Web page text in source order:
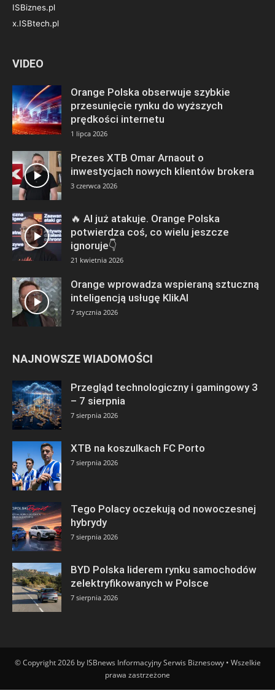
ISBiznes.pl
x.ISBtech.pl
VIDEO
Orange Polska obserwuje szybkie
przesunięcie rynku do wyższych
prędkości internetu
1 lipca 2026
Prezes XTB Omar Arnaout o
inwestycjach nowych klientów brokera
3 czerwca 2026
🔥 AI już atakuje. Orange Polska
potwierdza coś, co wielu jeszcze
ignoruje👇
21 kwietnia 2026
Orange wprowadza wspieraną sztuczną
inteligencją usługę KlikAI
7 stycznia 2026
NAJNOWSZE WIADOMOŚCI
Przegląd technologiczny i gamingowy 3
– 7 sierpnia
7 sierpnia 2026
XTB na koszulkach FC Porto
7 sierpnia 2026
Tego Polacy oczekują od nowoczesnej
hybrydy
7 sierpnia 2026
BYD Polska liderem rynku samochodów
zelektryfikowanych w Polsce
7 sierpnia 2026
© Copyright 2026 by ISBnews Informacyjny Serwis Biznesowy • Wszelkie
prawa zastrzeżone